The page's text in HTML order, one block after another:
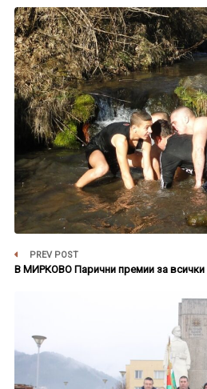
PREV POST
В МИРКОВО Парични премии за всички